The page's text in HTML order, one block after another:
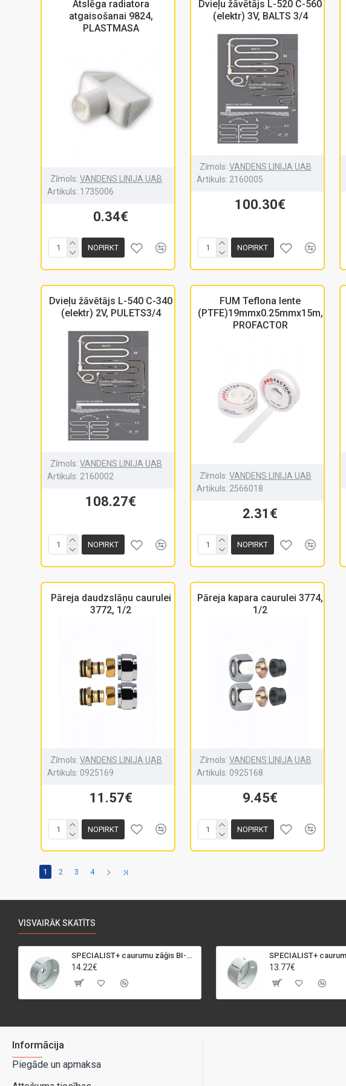
Atslēga radiatora
atgaisošanai 9824,
PLASTMASA
Zīmols: VANDENS LINIJA UAB
Artikuls: 1735006
0.34€
NOPIRKT
Dvieļu žāvētājs L-520 C-560
(elektr) 3V, BALTS 3/4
Zīmols: VANDENS LINIJA UAB
Artikuls: 2160005
100.30€
NOPIRKT
Dvieļu žāvētājs L-540 C-340
(elektr) 2V, PULETS3/4
Zīmols: VANDENS LINIJA UAB
Artikuls: 2160002
108.27€
NOPIRKT
FUM Teflona lente
(PTFE)19mmx0.25mmx15m,
PROFACTOR
Zīmols: VANDENS LINIJA UAB
Artikuls: 2566018
2.31€
NOPIRKT
Pāreja daudzslāņu caurulei
3772, 1/2
Zīmols: VANDENS LINIJA UAB
Artikuls: 0925169
11.57€
NOPIRKT
Pāreja kapara caurulei 3774,
1/2
Zīmols: VANDENS LINIJA UAB
Artikuls: 0925168
9.45€
NOPIRKT
1 2 3 4
VISVAIRĀK SKATĪTS
SPECIALIST+ caurumu zāģis BI-METAL, 95 mm
14.22€ 13.77€
Informācija
Piegāde un apmaksa